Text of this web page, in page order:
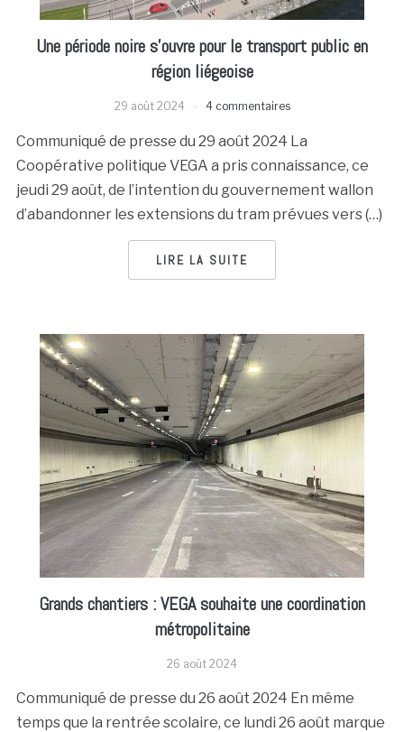
Une période noire s’ouvre pour le transport public en
région liégeoise
29 août 2024 4 commentaires
Communiqué de presse du 29 août 2024 La
Coopérative politique VEGA a pris connaissance, ce
jeudi 29 août, de l’intention du gouvernement wallon
d’abandonner les extensions du tram prévues vers (…)
LIRE LA SUITE
Grands chantiers : VEGA souhaite une coordination
métropolitaine
26 août 2024
Communiqué de presse du 26 août 2024 En même
temps que la rentrée scolaire, ce lundi 26 août marque